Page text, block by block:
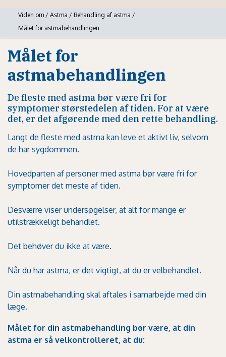
Viden om / Astma / Behandling af astma /
Målet for astmabehandlingen
Målet for
astmabehandlingen
De fleste med astma bør være fri for
symptomer størstedelen af tiden. For at være
det, er det afgørende med den rette behandling.
Langt de fleste med astma kan leve et aktivt liv, selvom
de har sygdommen.
Hovedparten af personer med astma bør være fri for
symptomer det meste af tiden.
Desværre viser undersøgelser, at alt for mange er
utilstrækkeligt behandlet.
Det behøver du ikke at være.
Når du har astma, er det vigtigt, at du er velbehandlet.
Din astmabehandling skal aftales i samarbejde med din
læge.
Målet for din astmabehandling bør være, at din
astma er så velkontrolleret, at du: